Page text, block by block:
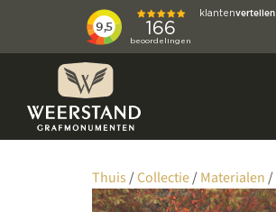
Thuis/Collectie/Materialen/